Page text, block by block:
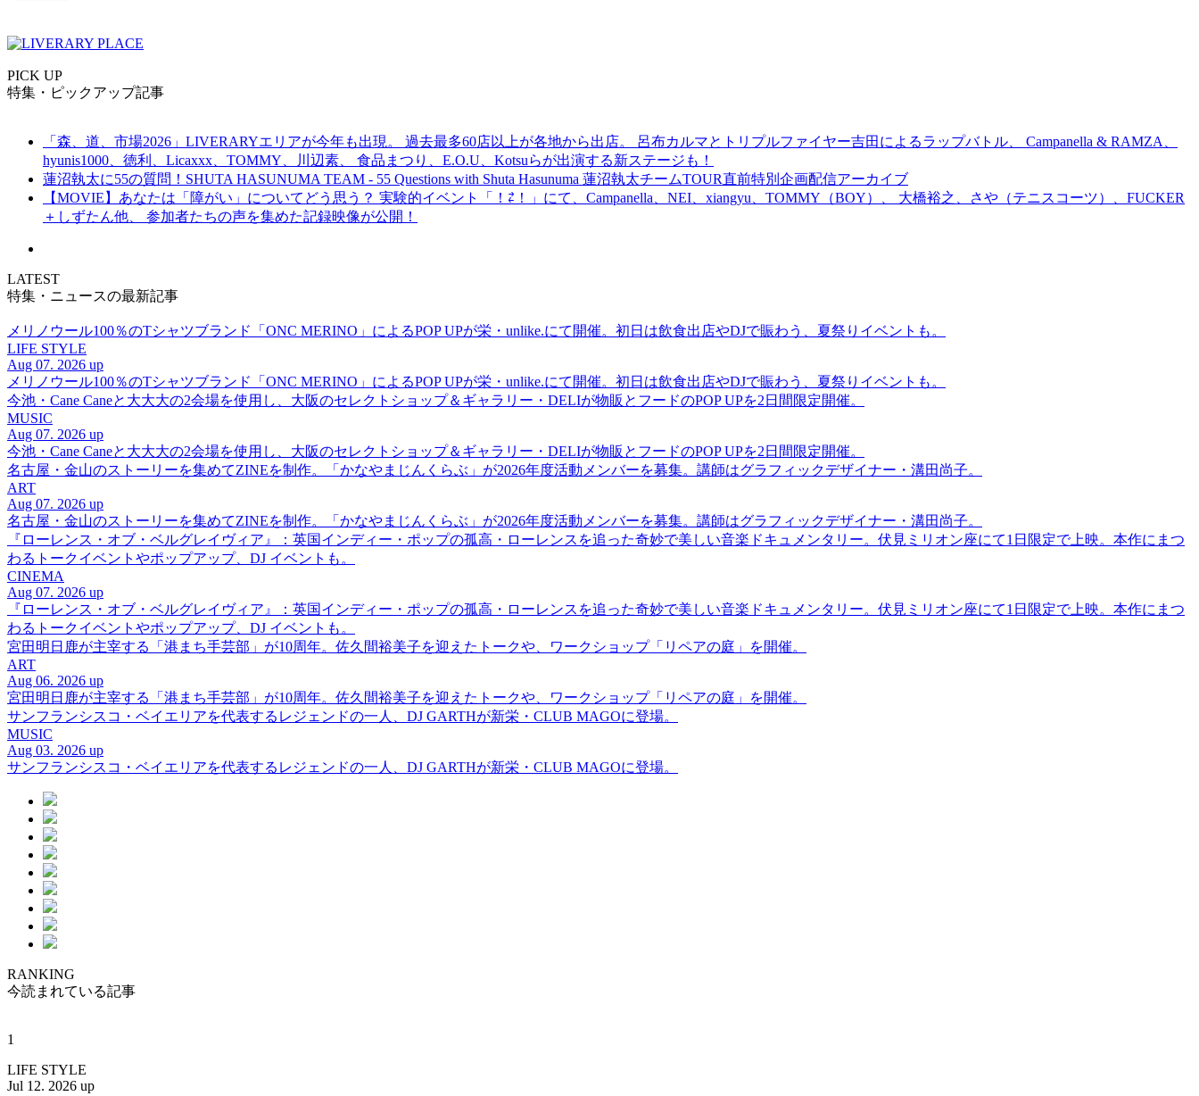
PICK UP
特集・ピックアップ記事
「森、道、市場2026」LIVERARYエリアが今年も出現。 過去最多60店以上が各地から出店。 呂布カルマとトリプルファイヤー吉田によるラップバトル、 Campanella & RAMZA、
hyunis1000、徳利、Licaxxx、TOMMY、川辺素、 食品まつり、E.O.U、Kotsuらが出演する新ステージも！
蓮沼執太に55の質問！SHUTA HASUNUMA TEAM - 55 Questions with Shuta Hasunuma 蓮沼執太チームTOUR直前特別企画配信アーカイブ
【MOVIE】あなたは「障がい」についてどう思う？ 実験的イベント「！⇄！」にて、Campanella、NEI、xiangyu、TOMMY（BOY）、 大橋裕之、さや（テニスコーツ）、FUCKER
＋しずたん他、 参加者たちの声を集めた記録映像が公開！
LATEST
特集・ニュースの最新記事
メリノウール100％のTシャツブランド「ONC MERINO」によるPOP UPが栄・unlike.にて開催。初日は飲食出店やDJで賑わう、夏祭りイベントも。
LIFE STYLE
Aug 07. 2026 up
メリノウール100％のTシャツブランド「ONC MERINO」によるPOP UPが栄・unlike.にて開催。初日は飲食出店やDJで賑わう、夏祭りイベントも。
今池・Cane Caneと大大大の2会場を使用し、大阪のセレクトショップ＆ギャラリー・DELIが物販とフードのPOP UPを2日間限定開催。
MUSIC
Aug 07. 2026 up
今池・Cane Caneと大大大の2会場を使用し、大阪のセレクトショップ＆ギャラリー・DELIが物販とフードのPOP UPを2日間限定開催。
名古屋・金山のストーリーを集めてZINEを制作。「かなやまじんくらぶ」が2026年度活動メンバーを募集。講師はグラフィックデザイナー・溝田尚子。
ART
Aug 07. 2026 up
名古屋・金山のストーリーを集めてZINEを制作。「かなやまじんくらぶ」が2026年度活動メンバーを募集。講師はグラフィックデザイナー・溝田尚子。
『ローレンス・オブ・ベルグレイヴィア』：英国インディー・ポップの孤高・ローレンスを追った奇妙で美しい音楽ドキュメンタリー。伏見ミリオン座にて1日限定で上映。本作にまつ
わるトークイベントやポップアップ、DJ イベントも。
CINEMA
Aug 07. 2026 up
『ローレンス・オブ・ベルグレイヴィア』：英国インディー・ポップの孤高・ローレンスを追った奇妙で美しい音楽ドキュメンタリー。伏見ミリオン座にて1日限定で上映。本作にまつ
わるトークイベントやポップアップ、DJ イベントも。
宮田明日鹿が主宰する「港まち手芸部」が10周年。佐久間裕美子を迎えたトークや、ワークショップ「リペアの庭」を開催。
ART
Aug 06. 2026 up
宮田明日鹿が主宰する「港まち手芸部」が10周年。佐久間裕美子を迎えたトークや、ワークショップ「リペアの庭」を開催。
サンフランシスコ・ベイエリアを代表するレジェンドの一人、DJ GARTHが新栄・CLUB MAGOに登場。
MUSIC
Aug 03. 2026 up
サンフランシスコ・ベイエリアを代表するレジェンドの一人、DJ GARTHが新栄・CLUB MAGOに登場。
RANKING
今読まれている記事
1
LIFE STYLE
Jul 12. 2026 up